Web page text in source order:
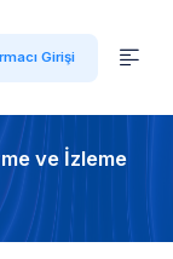
Girişi
ve İzleme